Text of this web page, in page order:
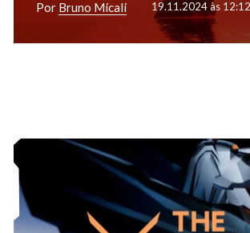
Por Bruno Micali 19.11.2024 às 12:12